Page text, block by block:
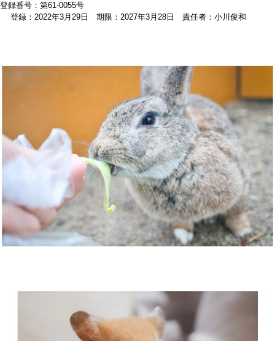
登録番号：第61-0055号
登録：2022年3月29日 期限：2027年3月28日 責任者：小川俊和